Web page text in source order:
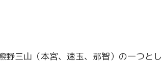
野三山（本宮、速玉、那智）の一つとし